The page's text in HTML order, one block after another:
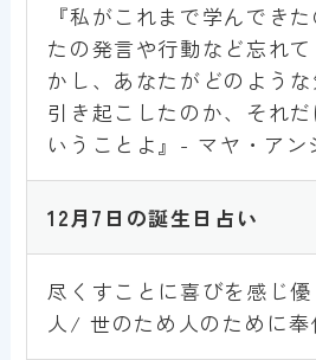
『私がこれまで学んでき
たの発言や行動など忘れ
かし、あなたがどのよう
引き起こしたのか、それ
いうことよ』- マヤ・アン
1 2月7日 の誕生日占い
尽くすことに喜びを感じ
人/ 世のため人のために奉